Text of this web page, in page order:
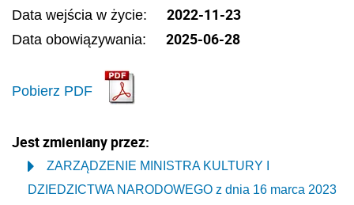
Data wejścia w życie: 2022-11-23
Data obowiązywania: 2025-06-28
Pobierz PDF
Jest zmieniany przez:
ZARZĄDZENIE MINISTRA KULTURY I
DZIEDZICTWA NARODOWEGO z dnia 16 marca 2023